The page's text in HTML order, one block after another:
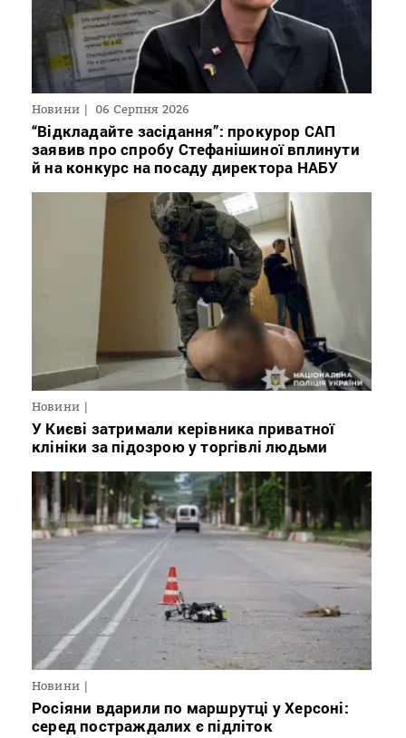
Новини 06 Серпня 2026
“Відкладайте засідання”: прокурор САП
заявив про спробу Стефанішиної вплинути
й на конкурс на посаду директора НАБУ
Новини
У Києві затримали керівника приватної
клініки за підозрою у торгівлі людьми
Новини
Росіяни вдарили по маршрутці у Херсоні:
серед постраждалих є підліток